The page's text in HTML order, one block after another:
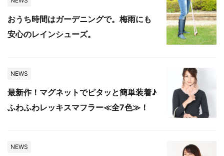
おうち時間はガーデニングで。梅雨にも
安心のレインシューズ。
NEWS
最新作！マグネットでピタッと簡単装着♪
ふわふわレッキスマフラー≪全7色≫！
NEWS